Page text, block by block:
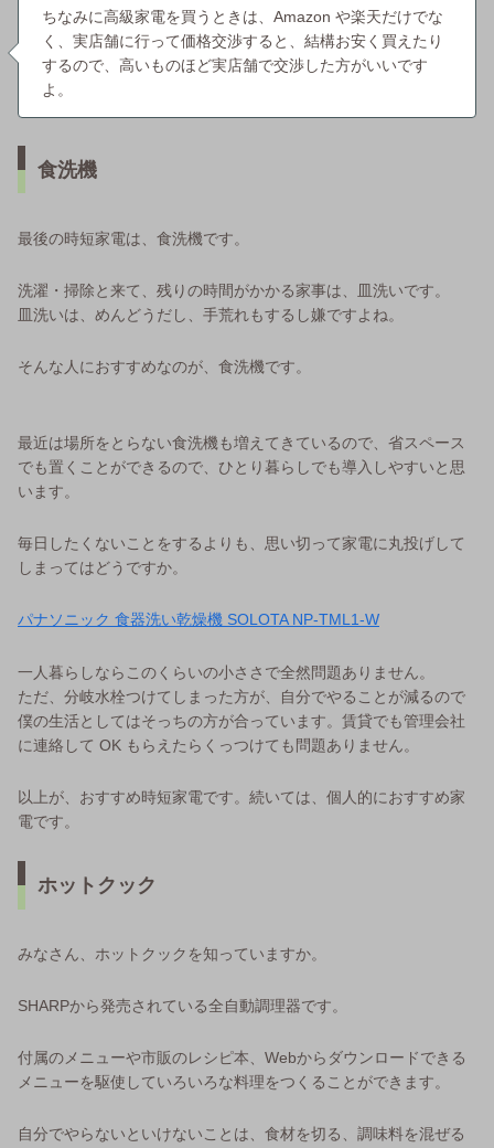
ちなみに高級家電を買うときは、Amazon や楽天だけでな
く、実店舗に行って価格交渉すると、結構お安く買えたり
するので、高いものほど実店舗で交渉した方がいいです
よ。
食洗機
最後の時短家電は、食洗機です。
洗濯・掃除と来て、残りの時間がかかる家事は、皿洗いです。
皿洗いは、めんどうだし、手荒れもするし嫌ですよね。
そんな人におすすめなのが、食洗機です。
最近は場所をとらない食洗機も増えてきているので、省スペース
でも置くことができるので、ひとり暮らしでも導入しやすいと思
います。
毎日したくないことをするよりも、思い切って家電に丸投げして
しまってはどうですか。
パナソニック 食器洗い乾燥機 SOLOTA NP-TML1-W
一人暮らしならこのくらいの小ささで全然問題ありません。
ただ、分岐水栓つけてしまった方が、自分でやることが減るので
僕の生活としてはそっちの方が合っています。賃貸でも管理会社
に連絡して OK もらえたらくっつけても問題ありません。
以上が、おすすめ時短家電です。続いては、個人的におすすめ家
電です。
ホットクック
みなさん、ホットクックを知っていますか。
SHARPから発売されている全自動調理器です。
付属のメニューや市販のレシピ本、Webからダウンロードできる
メニューを駆使していろいろな料理をつくることができます。
自分でやらないといけないことは、食材を切る、調味料を混ぜる